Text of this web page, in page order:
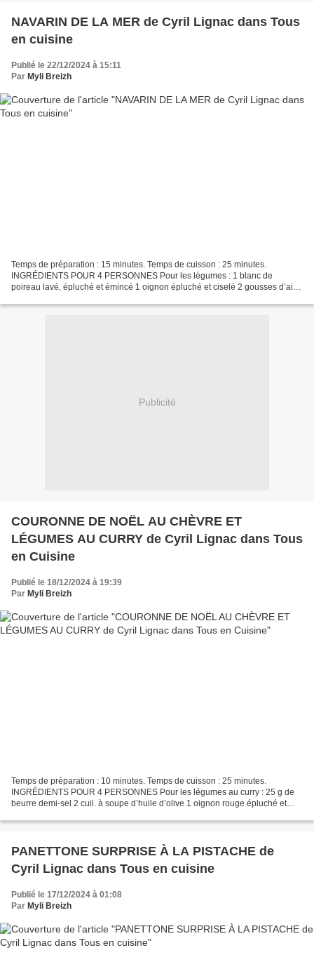
NAVARIN DE LA MER de Cyril Lignac dans Tous
en cuisine
Publié le 22/12/2024 à 15:11
Par Myli Breizh
Temps de préparation : 15 minutes. Temps de cuisson : 25 minutes.
INGRÉDIENTS POUR 4 PERSONNES Pour les légumes : 1 blanc de
poireau lavé, épluché et émincé 1 oignon épluché et ciselé 2 gousses d’ail
Publicité
COURONNE DE NOËL AU CHÈVRE ET
LÉGUMES AU CURRY de Cyril Lignac dans Tous
en Cuisine
Publié le 18/12/2024 à 19:39
Par Myli Breizh
Temps de préparation : 10 minutes. Temps de cuisson : 25 minutes.
INGRÉDIENTS POUR 4 PERSONNES Pour les légumes au curry : 25 g de
beurre demi-sel 2 cuil. à soupe d’huile d’olive 1 oignon rouge épluché et
PANETTONE SURPRISE À LA PISTACHE de
Cyril Lignac dans Tous en cuisine
Publié le 17/12/2024 à 01:08
Par Myli Breizh